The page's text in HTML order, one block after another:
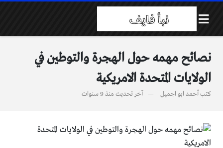
نصائح مهمه حول الهجرة والتوطين في
الولايات المتحدة الامريكية
كتبأحمد ابو اجميل آخر تحديث منذ 9 سنوات